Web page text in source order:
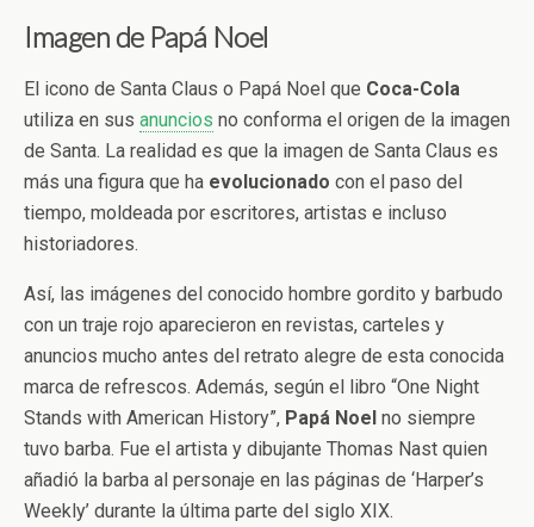
Imagen de Papá Noel
El icono de Santa Claus o Papá Noel que Coca-Cola
utiliza en sus anuncios no conforma el origen de la imagen
de Santa. La realidad es que la imagen de Santa Claus es
más una figura que ha evolucionado con el paso del
tiempo, moldeada por escritores, artistas e incluso
historiadores.
Así, las imágenes del conocido hombre gordito y barbudo
con un traje rojo aparecieron en revistas, carteles y
anuncios mucho antes del retrato alegre de esta conocida
marca de refrescos. Además, según el libro “One Night
Stands with American History”, Papá Noel no siempre
tuvo barba. Fue el artista y dibujante Thomas Nast quien
añadió la barba al personaje en las páginas de ‘Harper’s
Weekly’ durante la última parte del siglo XIX.